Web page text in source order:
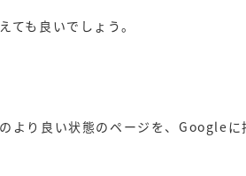
も良いでしょう。
より良い状態のページを、Googleに